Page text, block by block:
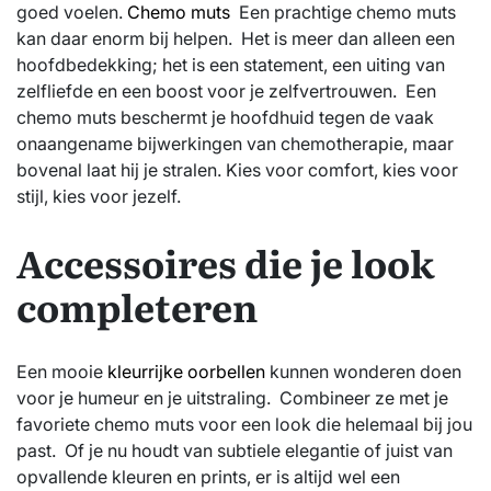
goed voelen. Chemo muts Een prachtige chemo muts
kan daar enorm bij helpen. Het is meer dan alleen een
hoofdbedekking; het is een statement, een uiting van
zelfliefde en een boost voor je zelfvertrouwen. Een
chemo muts beschermt je hoofdhuid tegen de vaak
onaangename bijwerkingen van chemotherapie, maar
bovenal laat hij je stralen. Kies voor comfort, kies voor
stijl, kies voor jezelf.
Accessoires die je look
completeren
Een mooie kleurrijke oorbellen kunnen wonderen doen
voor je humeur en je uitstraling. Combineer ze met je
favoriete chemo muts voor een look die helemaal bij jou
past. Of je nu houdt van subtiele elegantie of juist van
opvallende kleuren en prints, er is altijd wel een